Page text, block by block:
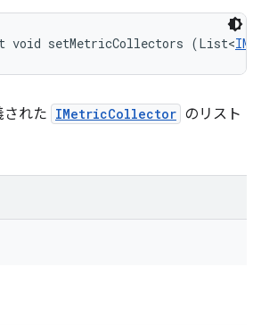
void setMetricCollectors (List<
された IMetricCollector のリスト